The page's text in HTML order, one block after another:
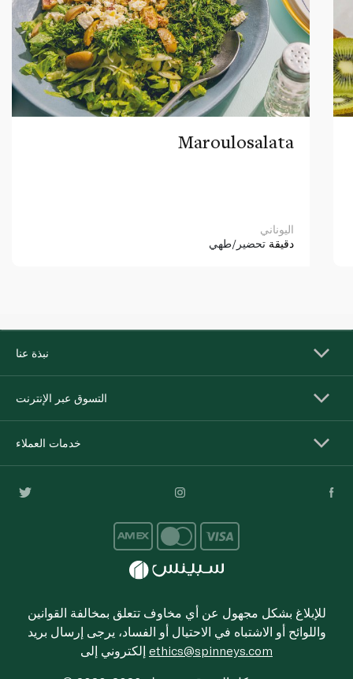
Maroulosalata
اليوناني
دقيقة تحضير/طهي
نبذة عنا
التسوق عبر الإنترنت
خدمات العملاء
للإبلاغ بشكل مجهول عن أي مخاوف تتعلق بمخالفة القوانين
واللوائح أو الاشتباه في الاحتيال أو الفساد، يرجى إرسال بريد
ethics@spinneys.com